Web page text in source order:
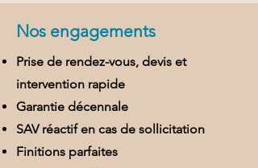
Nos engagements
Prise de rendez-vous, devis et
intervention rapide
Garantie décennale
SAV réactif en cas de sollicitation
Finitions parfaites